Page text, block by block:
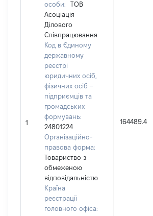
1
особи:
ТОВ
Асоціація
Ділового
Співпрацювання
Код в Єдиному
державному
реєстрі
юридичних осіб,
фізичних осіб –
підприємців та
громадських
формувань:
24801224
Організаційно-
правова форма:
Товариство з
обмеженою
відповідальністю
Країна
реєстрації
головного офіса:
164489.4